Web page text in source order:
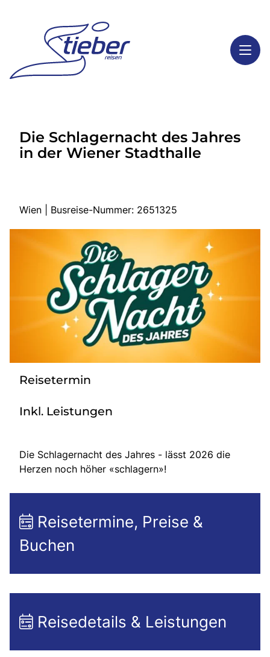
Highlights
Service
Busreisen
Bus mieten
Gutscheine
Kontakt
Die Schlagernacht des Jahres
in der Wiener Stadthalle
Wien | Busreise-Nummer: 2651325
Reisetermin
Inkl. Leistungen
Die Schlagernacht des Jahres - lässt 2026 die
Herzen noch höher «schlagern»!
Reisetermine, Preise &
Buchen
Reisedetails & Leistungen